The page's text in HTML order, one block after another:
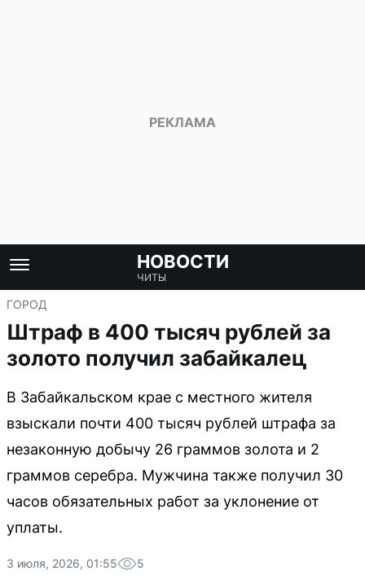
НОВОСТИ
ЧИТЫ
ГОРОД
Штраф в 400 тысяч рублей за
золото получил забайкалец
В Забайкальском крае с местного жителя
взыскали почти 400 тысяч рублей штрафа за
незаконную добычу 26 граммов золота и 2
граммов серебра. Мужчина также получил 30
часов обязательных работ за уклонение от
уплаты.
3 июля, 2026, 01:55 5